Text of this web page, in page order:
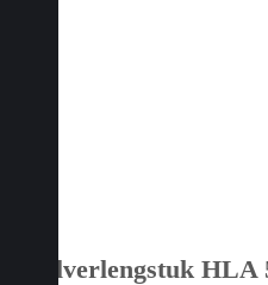
Steelverlengstuk HLA